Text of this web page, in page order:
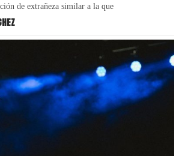
de extrañeza similar a la que